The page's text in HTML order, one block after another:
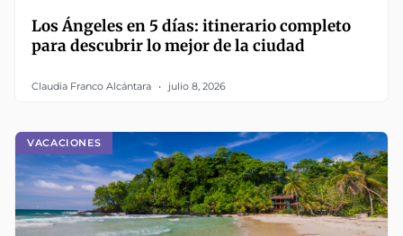
Los Ángeles en 5 días: itinerario completo
para descubrir lo mejor de la ciudad
Claudia Franco Alcántara julio 8, 2026
VACACIONES